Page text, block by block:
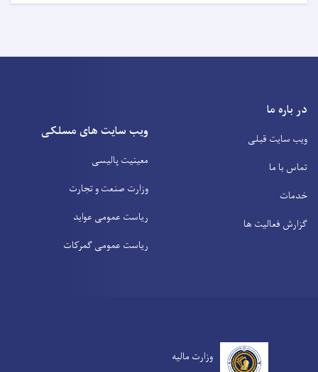
در باره ما
ویب سایت قبلی
تماس با ما
خدمات
گزارش فعالیت ها
ویب سایت های مسلکی
معینیت پالیسی
وزارت صنعت و تجارت
ریاست عمومی عواید
ریاست عمومی گمرکات
وزارت مالیه